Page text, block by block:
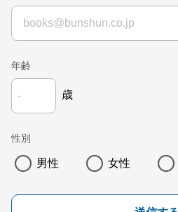
年齢
歳
性別
男性 女性